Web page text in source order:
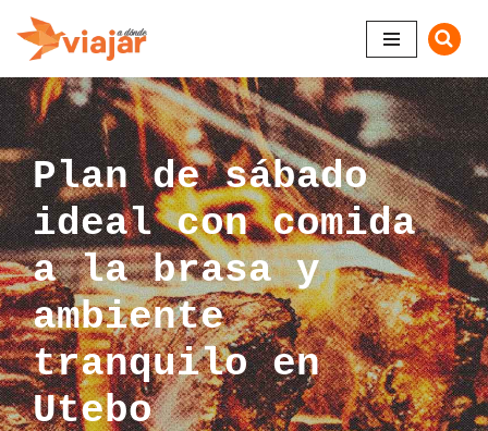
Saltar
al
contenido
Plan de sábado
ideal con comida
a la brasa y
ambiente
tranquilo en
Utebo